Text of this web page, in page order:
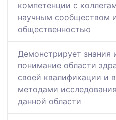
компетенции с
научным сообществом
общественностью
Демонстрирует знания
понимание области
своей квалификации и
методами
данной области